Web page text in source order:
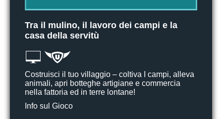
Tra il mulino, il lavoro dei campi e la
casa della servitù
Costruisci il tuo villaggio – coltiva I campi, alleva
animali, apri botteghe artigiane e commercia
nella fattoria ed in terre lontane!
Info sul Gioco